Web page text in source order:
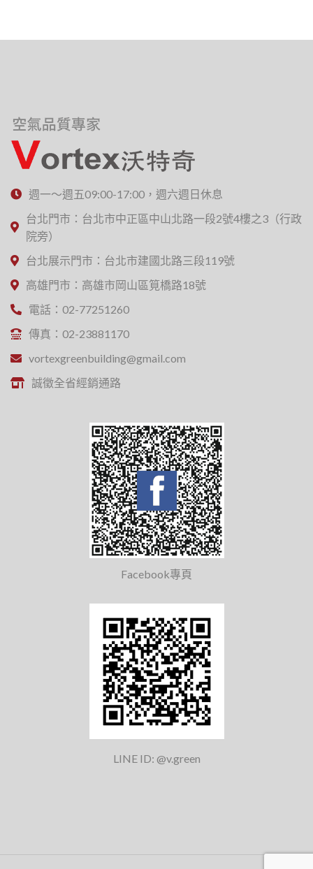
週一～週五09:00-17:00，週六週日休息
台北門市：台北市中正區中山北路一段2號4樓之3（行政
院旁）
台北展示門市：台北市建國北路三段119號
高雄門市：高雄市岡山區筧橋路18號
電話：02-77251260
傳真：02-23881170
vortexgreenbuilding@gmail.com
誠徵全省經銷通路
Facebook專頁
LINE ID: @v.green